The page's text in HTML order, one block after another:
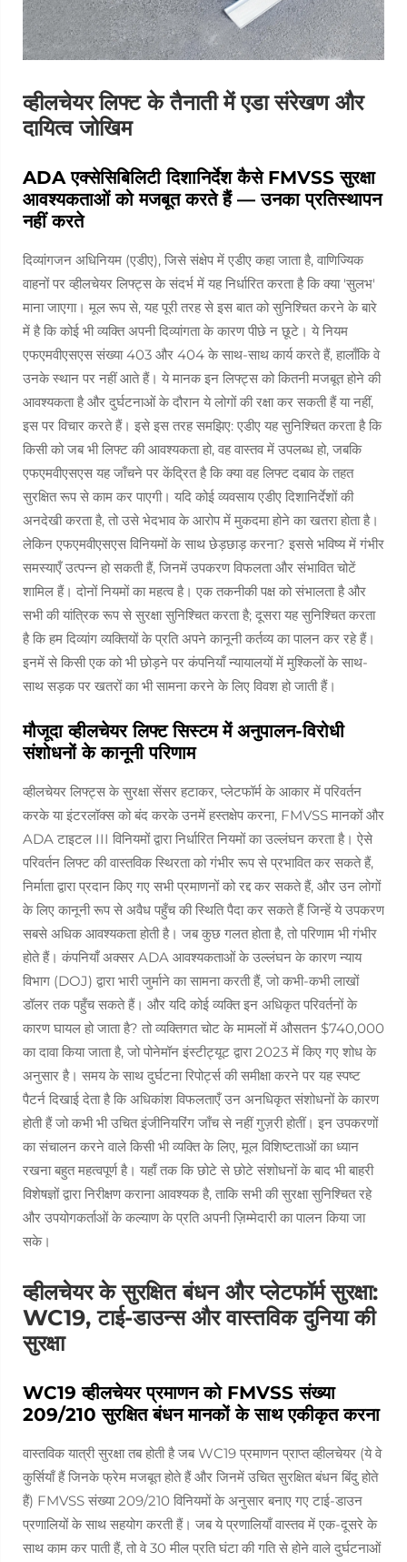
व्हीलचेयर लिफ्ट के तैनाती में एडा संरेखण और
दायित्व जोखिम
ADA एक्सेसिबिलिटी दिशानिर्देश कैसे FMVSS सुरक्षा
आवश्यकताओं को मजबूत करते हैं — उनका प्रतिस्थापन
नहीं करते
दिव्यांगजन अधिनियम (एडीए), जिसे संक्षेप में एडीए कहा जाता है, वाणिज्यिक
वाहनों पर व्हीलचेयर लिफ्ट्स के संदर्भ में यह निर्धारित करता है कि क्या 'सुलभ'
माना जाएगा। मूल रूप से, यह पूरी तरह से इस बात को सुनिश्चित करने के बारे
में है कि कोई भी व्यक्ति अपनी दिव्यांगता के कारण पीछे न छूटे। ये नियम
एफएमवीएसएस संख्या 403 और 404 के साथ-साथ कार्य करते हैं, हालाँकि वे
उनके स्थान पर नहीं आते हैं। ये मानक इन लिफ्ट्स को कितनी मजबूत होने की
आवश्यकता है और दुर्घटनाओं के दौरान ये लोगों की रक्षा कर सकती हैं या नहीं,
इस पर विचार करते हैं। इसे इस तरह समझिए: एडीए यह सुनिश्चित करता है कि
किसी को जब भी लिफ्ट की आवश्यकता हो, वह वास्तव में उपलब्ध हो, जबकि
एफएमवीएसएस यह जाँचने पर केंद्रित है कि क्या वह लिफ्ट दबाव के तहत
सुरक्षित रूप से काम कर पाएगी। यदि कोई व्यवसाय एडीए दिशानिर्देशों की
अनदेखी करता है, तो उसे भेदभाव के आरोप में मुकदमा होने का खतरा होता है।
लेकिन एफएमवीएसएस विनियमों के साथ छेड़छाड़ करना? इससे भविष्य में गंभीर
समस्याएँ उत्पन्न हो सकती हैं, जिनमें उपकरण विफलता और संभावित चोटें
शामिल हैं। दोनों नियमों का महत्व है। एक तकनीकी पक्ष को संभालता है और
सभी की यांत्रिक रूप से सुरक्षा सुनिश्चित करता है; दूसरा यह सुनिश्चित करता
है कि हम दिव्यांग व्यक्तियों के प्रति अपने कानूनी कर्तव्य का पालन कर रहे हैं।
इनमें से किसी एक को भी छोड़ने पर कंपनियाँ न्यायालयों में मुश्किलों के साथ-
साथ सड़क पर खतरों का भी सामना करने के लिए विवश हो जाती हैं।
मौजूदा व्हीलचेयर लिफ्ट सिस्टम में अनुपालन-विरोधी
संशोधनों के कानूनी परिणाम
व्हीलचेयर लिफ्ट्स के सुरक्षा सेंसर हटाकर, प्लेटफॉर्म के आकार में परिवर्तन
करके या इंटरलॉक्स को बंद करके उनमें हस्तक्षेप करना, FMVSS मानकों और
ADA टाइटल III विनियमों द्वारा निर्धारित नियमों का उल्लंघन करता है। ऐसे
परिवर्तन लिफ्ट की वास्तविक स्थिरता को गंभीर रूप से प्रभावित कर सकते हैं,
निर्माता द्वारा प्रदान किए गए सभी प्रमाणनों को रद्द कर सकते हैं, और उन लोगों
के लिए कानूनी रूप से अवैध पहुँच की स्थिति पैदा कर सकते हैं जिन्हें ये उपकरण
सबसे अधिक आवश्यकता होती है। जब कुछ गलत होता है, तो परिणाम भी गंभीर
होते हैं। कंपनियाँ अक्सर ADA आवश्यकताओं के उल्लंघन के कारण न्याय
विभाग (DOJ) द्वारा भारी जुर्माने का सामना करती हैं, जो कभी-कभी लाखों
डॉलर तक पहुँच सकते हैं। और यदि कोई व्यक्ति इन अधिकृत परिवर्तनों के
कारण घायल हो जाता है? तो व्यक्तिगत चोट के मामलों में औसतन $740,000
का दावा किया जाता है, जो पोनेमॉन इंस्टीट्यूट द्वारा 2023 में किए गए शोध के
अनुसार है। समय के साथ दुर्घटना रिपोर्ट्स की समीक्षा करने पर यह स्पष्ट
पैटर्न दिखाई देता है कि अधिकांश विफलताएँ उन अनधिकृत संशोधनों के कारण
होती हैं जो कभी भी उचित इंजीनियरिंग जाँच से नहीं गुज़री होतीं। इन उपकरणों
का संचालन करने वाले किसी भी व्यक्ति के लिए, मूल विशिष्टताओं का ध्यान
रखना बहुत महत्वपूर्ण है। यहाँ तक कि छोटे से छोटे संशोधनों के बाद भी बाहरी
विशेषज्ञों द्वारा निरीक्षण कराना आवश्यक है, ताकि सभी की सुरक्षा सुनिश्चित रहे
और उपयोगकर्ताओं के कल्याण के प्रति अपनी ज़िम्मेदारी का पालन किया जा
सके।
व्हीलचेयर के सुरक्षित बंधन और प्लेटफॉर्म सुरक्षा:
WC19, टाई-डाउन्स और वास्तविक दुनिया की
सुरक्षा
WC19 व्हीलचेयर प्रमाणन को FMVSS संख्या
209/210 सुरक्षित बंधन मानकों के साथ एकीकृत करना
वास्तविक यात्री सुरक्षा तब होती है जब WC19 प्रमाणन प्राप्त व्हीलचेयर (ये वे
कुर्सियाँ हैं जिनके फ्रेम मजबूत होते हैं और जिनमें उचित सुरक्षित बंधन बिंदु होते
हैं) FMVSS संख्या 209/210 विनियमों के अनुसार बनाए गए टाई-डाउन
प्रणालियों के साथ सहयोग करती हैं। जब ये प्रणालियाँ वास्तव में एक-दूसरे के
साथ काम कर पाती हैं, तो वे 30 मील प्रति घंटा की गति से होने वाले दुर्घटनाओं